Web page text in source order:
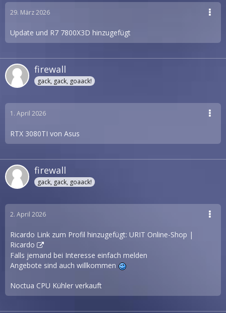
29. März 2026
Update und R7 7800X3D hinzugefügt
firewall
gack, gack, goaack!
1. April 2026
RTX 3080TI von Asus
firewall
gack, gack, goaack!
2. April 2026
Ricardo Link zum Profil hinzugefügt: URIT Online-Shop |
Ricardo
Falls jemand bei Interesse einfach melden
Angebote sind auch willkommen
Noctua CPU Kühler verkauft